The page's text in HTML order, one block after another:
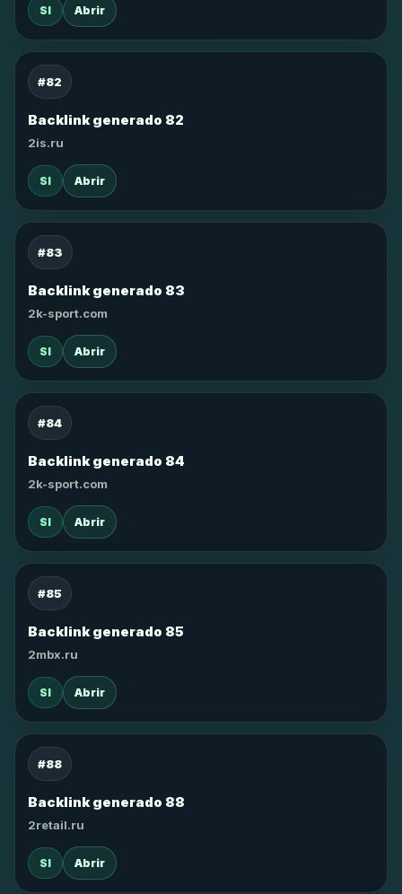
SI Abrir
#82
Backlink generado 82
2is.ru
SI Abrir
#83
Backlink generado 83
2k-sport.com
SI Abrir
#84
Backlink generado 84
2k-sport.com
SI Abrir
#85
Backlink generado 85
2mbx.ru
SI Abrir
#88
Backlink generado 88
2retail.ru
SI Abrir